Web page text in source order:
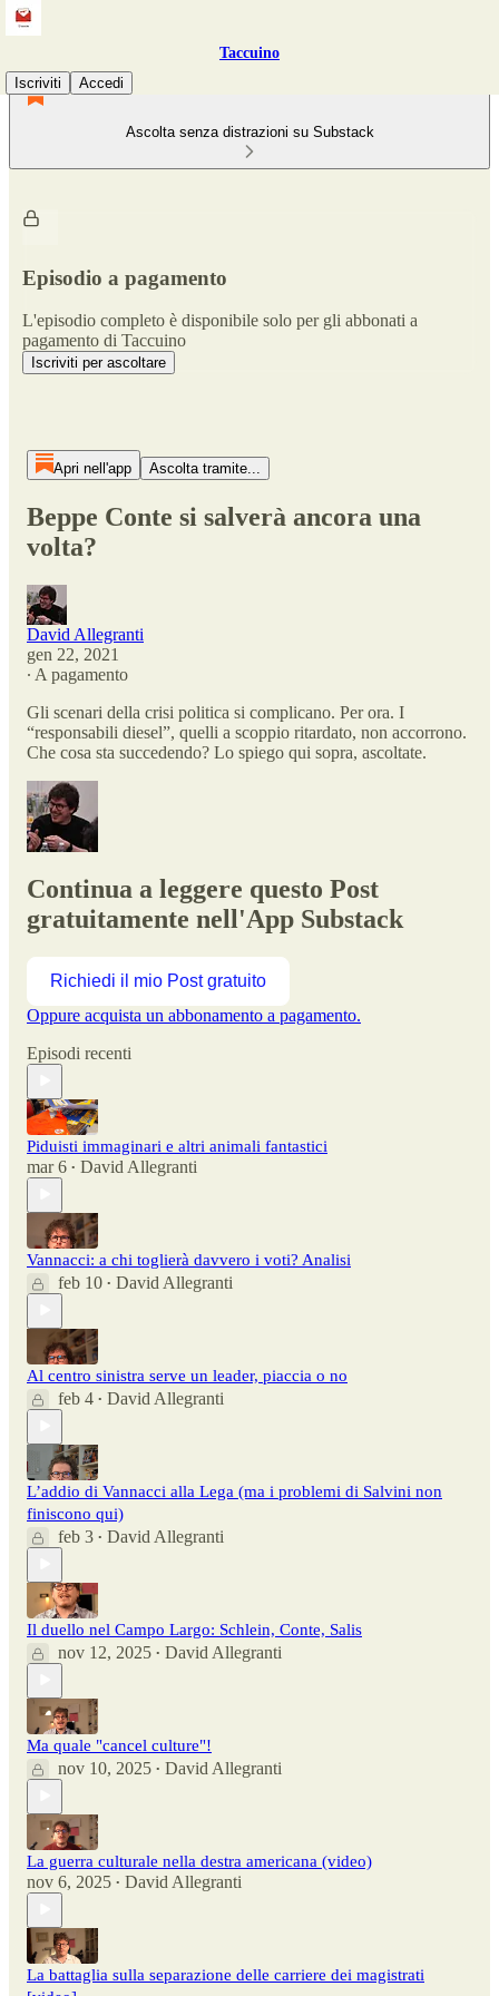
Taccuino
Iscriviti
Accedi
Ascolta senza distrazioni su Substack
Episodio a pagamento
L'episodio completo è disponibile solo per gli abbonati a
pagamento di Taccuino
Iscriviti per ascoltare
Apri nell'app Ascolta tramite...
Beppe Conte si salverà ancora una
volta?
David Allegranti
gen 22, 2021
∙ A pagamento
Gli scenari della crisi politica si complicano. Per ora. I
“responsabili diesel”, quelli a scoppio ritardato, non accorrono.
Che cosa sta succedendo? Lo spiego qui sopra, ascoltate.
Continua a leggere questo Post
gratuitamente nell'App Substack
Richiedi il mio Post gratuito
Oppure acquista un abbonamento a pagamento.
Episodi recenti
Piduisti immaginari e altri animali fantastici
mar 6 • David Allegranti
Vannacci: a chi toglierà davvero i voti? Analisi
feb 10 • David Allegranti
Al centro sinistra serve un leader, piaccia o no
feb 4 • David Allegranti
L’addio di Vannacci alla Lega (ma i problemi di Salvini non
finiscono qui)
feb 3 • David Allegranti
Il duello nel Campo Largo: Schlein, Conte, Salis
nov 12, 2025 • David Allegranti
Ma quale "cancel culture"!
nov 10, 2025 • David Allegranti
La guerra culturale nella destra americana (video)
nov 6, 2025 • David Allegranti
La battaglia sulla separazione delle carriere dei magistrati